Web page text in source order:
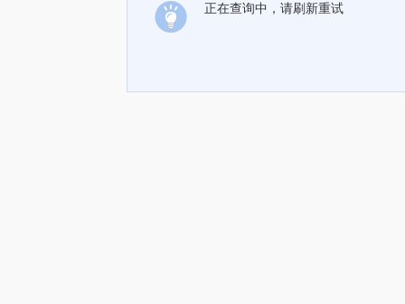
正在查询中，请刷新重试